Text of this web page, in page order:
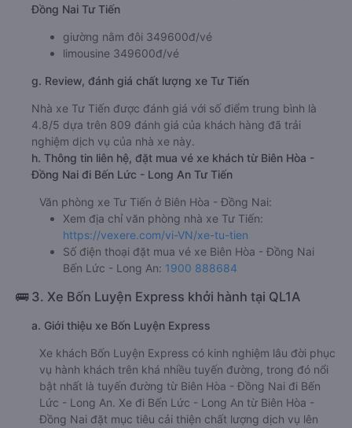
Đồng Nai Tư Tiến
giường nằm đôi 349600đ/vé
limousine 349600đ/vé
g. Review, đánh giá chất lượng xe Tư Tiến
Nhà xe Tư Tiến được đánh giá với số điểm trung bình là
4.8/5 dựa trên 809 đánh giá của khách hàng đã trải
nghiệm dịch vụ của nhà xe này.
h. Thông tin liên hệ, đặt mua vé xe khách từ Biên Hòa -
Đồng Nai đi Bến Lức - Long An Tư Tiến
Văn phòng xe Tư Tiến ở Biên Hòa - Đồng Nai:
Xem địa chỉ văn phòng nhà xe Tư Tiến:
https://vexere.com/vi-VN/xe-tu-tien
Số điện thoại đặt mua vé xe Biên Hòa - Đồng Nai
Bến Lức - Long An: 1900 888684
🚌 3. Xe Bốn Luyện Express khởi hành tại QL1A
a. Giới thiệu xe Bốn Luyện Express
Xe khách Bốn Luyện Express có kinh nghiệm lâu đời phục
vụ hành khách trên khá nhiều tuyến đường, trong đó nổi
bật nhất là tuyến đường từ Biên Hòa - Đồng Nai đi Bến
Lức - Long An. Xe đi Bến Lức - Long An từ Biên Hòa -
Đồng Nai đặt mục tiêu cải thiện chất lượng dịch vụ lên